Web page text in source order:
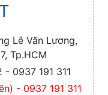
Lê Văn Lương,
Tp.HCM
0937 191 311
- 0937 191 311